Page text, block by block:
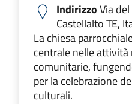
IndirizzoVia
Castellalto TE,
La chiesa
centrale nelle attività
comunitarie,
per la celebrazione
culturali.